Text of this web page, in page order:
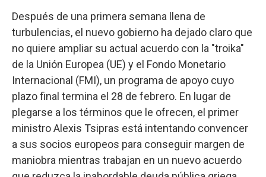
Después de una primera semana llena de
turbulencias, el nuevo gobierno ha dejado claro que
no quiere ampliar su actual acuerdo con la "troika"
de la Unión Europea (UE) y el Fondo Monetario
Internacional (FMI), un programa de apoyo cuyo
plazo final termina el 28 de febrero. En lugar de
plegarse a los términos que le ofrecen, el primer
ministro Alexis Tsipras está intentando convencer
a sus socios europeos para conseguir margen de
maniobra mientras trabajan en un nuevo acuerdo